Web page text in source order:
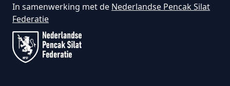
In samenwerking met de Nederlandse Pencak Silat
Federatie